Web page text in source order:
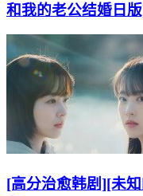
和我的老公结婚日
[高分治愈韩剧][未知